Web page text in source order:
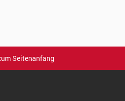
Seitenanfang